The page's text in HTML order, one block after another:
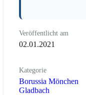
Veröffentlicht am
02.01.2021
Kategorie
Borussia Mönchen
Gladbach